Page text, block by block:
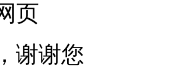
页
谢谢您